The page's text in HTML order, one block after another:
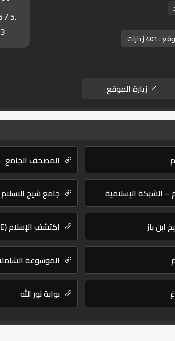
: 401 زيارات
/ 5.
زيارة الموقع
المصحف الجامع
– الشبكة الإسلامية جامع شيخ
ابن باز اكتشف الإسلام (E)
الموسوعة
بوابة نور الله